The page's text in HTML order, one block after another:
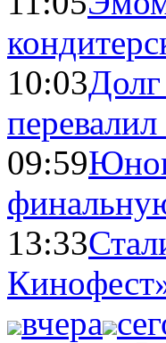
10:03
09:59
13:33
вчера